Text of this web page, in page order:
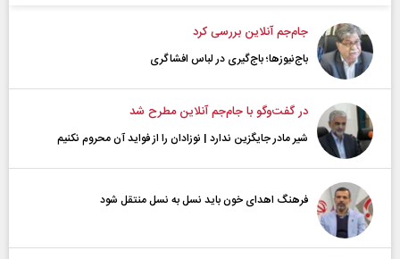
جام‌جم آنلاین بررسی کرد
باج‌نیوزها؛ باج‌گیری در لباس افشاگری
در گفت‌و‌گو با جام‌جم آنلاین مطرح شد
شیر مادر جایگزین ندارد | نوزادان را از فواید آن محروم نکنیم
فرهنگ اهدای خون باید نسل به نسل منتقل شود